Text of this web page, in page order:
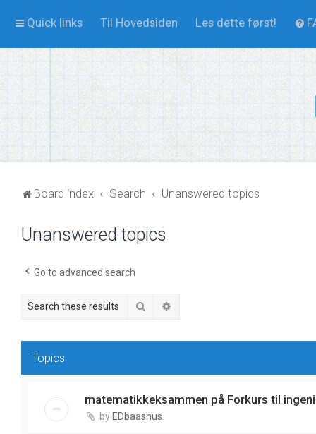
Quick links Til Hovedsiden Les dette først!
Board index Search Unanswered topics
Unanswered topics
Go to advanced search
Search
Topics
matematikkeksammen på Forkurs til
by EDbaashus